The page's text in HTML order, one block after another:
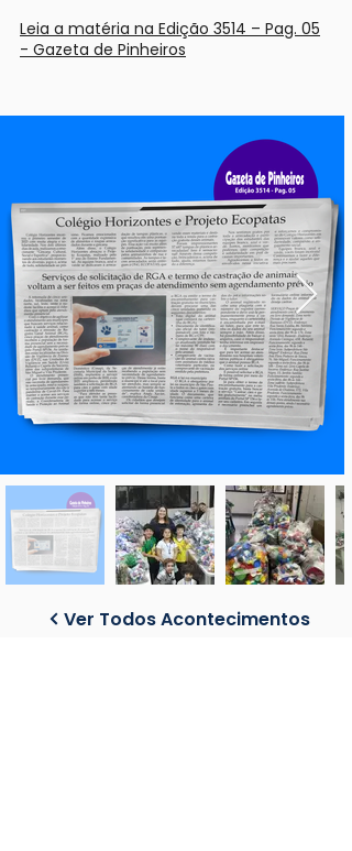
Leia a matéria na Edição 3514 – Pag. 05
- Gazeta de Pinheiros
Ver Todos Acontecimentos